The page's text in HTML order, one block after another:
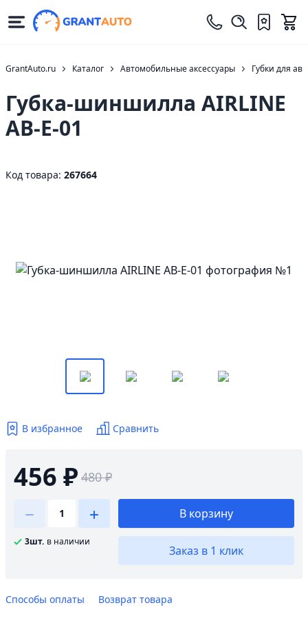
GrantAuto.ru Каталог Автомобильные аксессуары Губки для
Губка-шиншилла AIRLINE
АВ-Е-01
Код товара: 267664
В избранное Сравнить
456 ₽ 480 ₽
3шт. в наличии
В корзину
Заказ в 1 клик
Способы оплаты Возврат товара